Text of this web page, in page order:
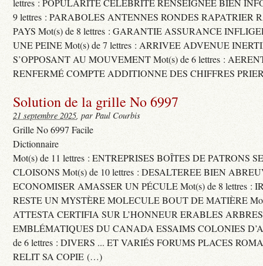
lettres : POPULARITE CÉLÉBRITÉ RENSEIGNEE BIEN
9 lettres : PARABOLES ANTENNES RONDES RAPATRIER
PAYS Mot(s) de 8 lettres : GARANTIE ASSURANCE
UNE PEINE Mot(s) de 7 lettres : ARRIVEE ADVENUE
S’OPPOSANT AU MOUVEMENT Mot(s) de 6 lettres :
RENFERMÉ COMPTE ADDITIONNE DES CHIFFRES
Solution de la grille No 6997
21 septembre 2025, par Paul Courbis
Grille No 6997 Facile
Dictionnaire
Mot(s) de 11 lettres : ENTREPRISES BOÎTES DE PATRONS
CLOISONS Mot(s) de 10 lettres : DESALTEREE BIEN
ECONOMISER AMASSER UN PÉCULE Mot(s) de 8 lettres :
RESTE UN MYSTÈRE MOLECULE BOUT DE MATIÈRE
ATTESTA CERTIFIA SUR L’HONNEUR ERABLES ARBRES
EMBLÉMATIQUES DU CANADA ESSAIMS COLONIES
de 6 lettres : DIVERS ... ET VARIÉS FORUMS PLACES
RELIT SA COPIE (…)